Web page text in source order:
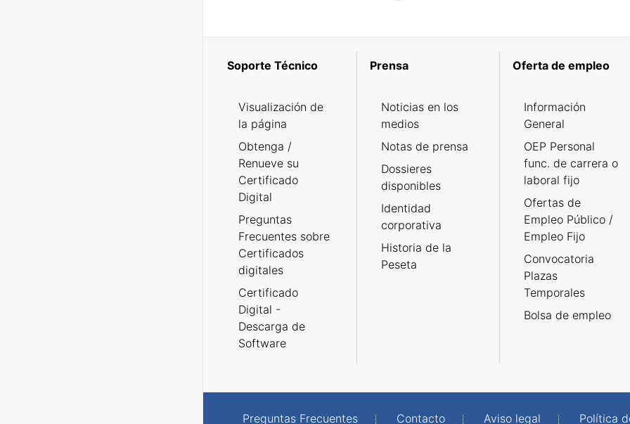
Soporte Técnico
Visualización de
la página
Obtenga /
Renueve su
Certificado
Digital
Preguntas
Frecuentes sobre
Certificados
digitales
Certificado
Digital -
Descarga de
Software
Prensa
Noticias en los
medios
Notas de prensa
Dossieres
disponibles
Identidad
corporativa
Historia de la
Peseta
Oferta de empleo
Información
General
OEP Personal
func. de carrera o
laboral fijo
Ofertas de
Empleo Público /
Empleo Fijo
Convocatoria
Plazas
Temporales
Bolsa de empleo
Preguntas Frecuentes Contacto Aviso legal Política